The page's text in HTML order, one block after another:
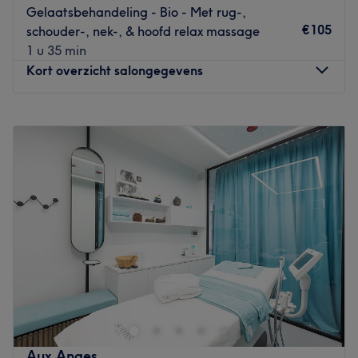
Gelaatsbehandeling - Bio - Met rug-,
schouder-, nek-, & hoofd relax massage
1 u 35 min
€105
Kort overzicht salongegevens
09:00 –18:00
Woensdag
09:00– 18:00
Donderdag
09:00–18:00
Vrijdag
09:00–18:00
Zaterdag
Luxury Feeling is een nieuwe beauty salon in hartje
Antwerpen tussen de historische gebouwen. Deze
sfeervolle salon straalt luxe en rust uit en heeft alles in
huis om jou even volledig te verwennen . De manuele bio
behandelingen laten je volledig ontspannen en stralen.